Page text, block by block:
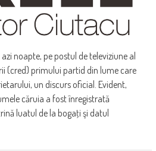
noapte, pe postul de televiziune al
(cred) primului partid din lume care
un discurs oficial. Evident,
căruia a fost înregistrată
luatul de la bogaţi şi datul